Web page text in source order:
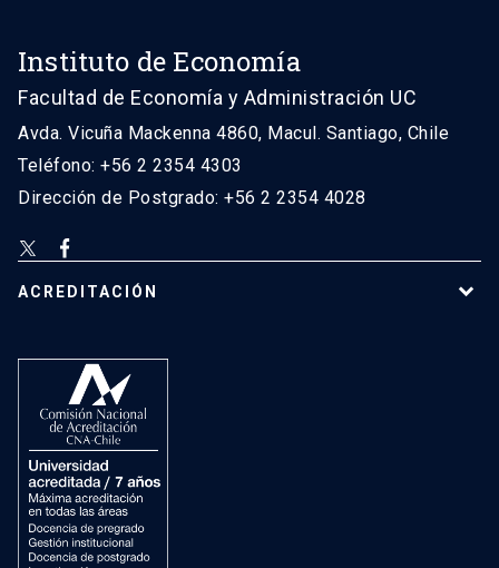
Instituto de Economía
Facultad de Economía y Administración UC
Avda. Vicuña Mackenna 4860, Macul. Santiago, Chile
Teléfono: +56 2 2354 4303
Dirección de Postgrado: +56 2 2354 4028
ACREDITACIÓN